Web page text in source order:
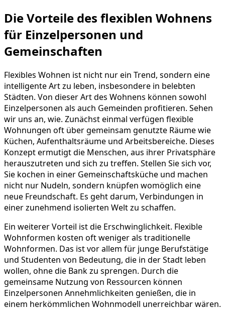
Die Vorteile des flexiblen Wohnens
für Einzelpersonen und
Gemeinschaften
Flexibles Wohnen ist nicht nur ein Trend, sondern eine
intelligente Art zu leben, insbesondere in belebten
Städten. Von dieser Art des Wohnens können sowohl
Einzelpersonen als auch Gemeinden profitieren. Sehen
wir uns an, wie. Zunächst einmal verfügen flexible
Wohnungen oft über gemeinsam genutzte Räume wie
Küchen, Aufenthaltsräume und Arbeitsbereiche. Dieses
Konzept ermutigt die Menschen, aus ihrer Privatsphäre
herauszutreten und sich zu treffen. Stellen Sie sich vor,
Sie kochen in einer Gemeinschaftsküche und machen
nicht nur Nudeln, sondern knüpfen womöglich eine
neue Freundschaft. Es geht darum, Verbindungen in
einer zunehmend isolierten Welt zu schaffen.
Ein weiterer Vorteil ist die Erschwinglichkeit. Flexible
Wohnformen kosten oft weniger als traditionelle
Wohnformen. Das ist vor allem für junge Berufstätige
und Studenten von Bedeutung, die in der Stadt leben
wollen, ohne die Bank zu sprengen. Durch die
gemeinsame Nutzung von Ressourcen können
Einzelpersonen Annehmlichkeiten genießen, die in
einem herkömmlichen Wohnmodell unerreichbar wären.